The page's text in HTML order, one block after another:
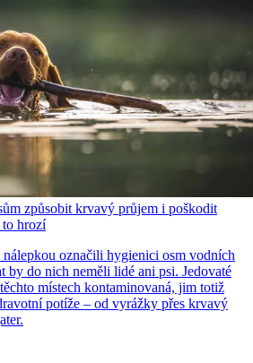
způsobit krvavý průjem i poškodit
hrozí
označili hygienici osm vodních
by do nich neměli lidé ani psi. Jedovaté
místech kontaminovaná, jim totiž
potíže – od vyrážky přes krvavý